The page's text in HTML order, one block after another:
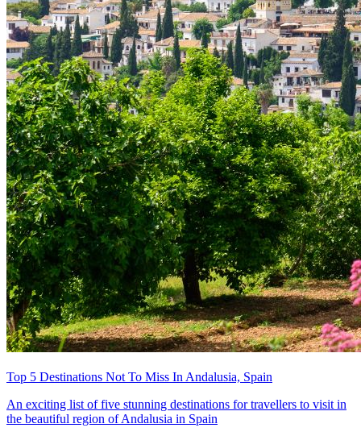
Top 5 Destinations Not To Miss In Andalusia, Spain
An exciting list of five stunning destinations for travellers to visit in
the beautiful region of Andalusia in Spain